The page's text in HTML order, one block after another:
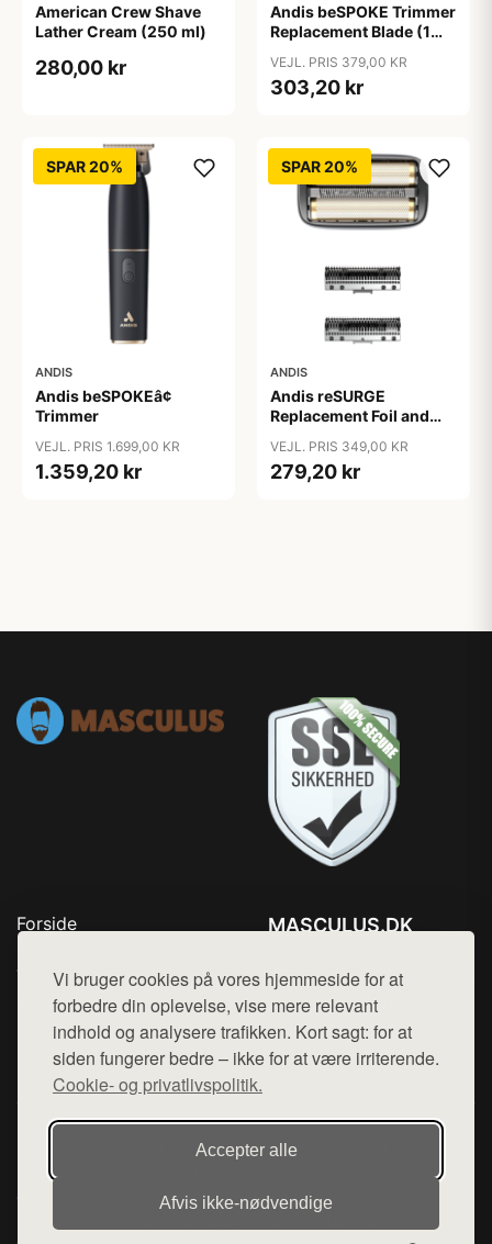
Vi bruger cookies på vores hjemmeside for at
forbedre din oplevelse, vise mere relevant
indhold og analysere trafikken. Kort sagt: for at
siden fungerer bedre – ikke for at være irriterende.
Cookie- og privatlivspolitik.
Accepter alle
Afvis ikke‑nødvendige
American Crew Shave
Lather Cream (250 ml)
280,00 kr
Andis beSPOKE Trimmer
Replacement Blade (1
VEJL. PRIS 379,00 KR
303,20 kr
SPAR 20%
ANDIS
Andis beSPOKEâ¢
Trimmer
VEJL. PRIS 1.699,00 KR
1.359,20 kr
SPAR 20%
ANDIS
Andis reSURGE
Replacement Foil and
VEJL. PRIS 349,00 KR
279,20 kr
Forside
Top Rabatter
Kontakt
MASCULUS.DK
Mail: hej@want.dk
Cookie- og privatlivspolitik
Denne side er en del af want.dk, der udgiver en række
hjemmesider med præsentation af forskellige produkter fra
diverse webshops. Der sælges ikke varer fra denne side - vi
henviser til de shops, som sælger varen. Vi har heller ikke